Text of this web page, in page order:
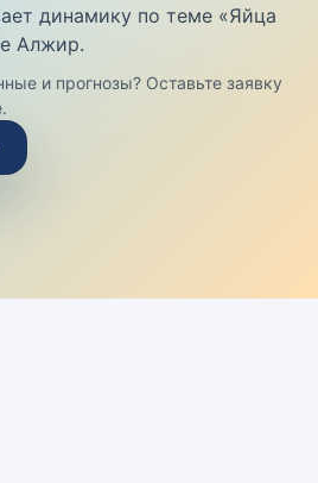
динамику по теме «Яйца
Алжир.
и прогнозы? Оставьте заявку